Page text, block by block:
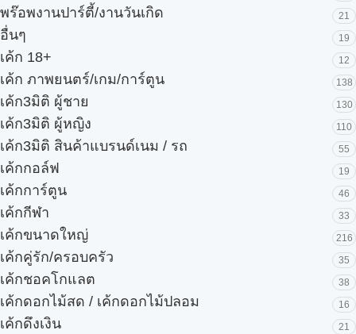
พร๊อพงานปาร์ตี้/งานวันเกิด 21
อื่นๆ 19
เค้ก 18+ 12
เค้ก ภาพยนตร์/เกม/การ์ตูน 138
เค้ก3มิติ ผู้ชาย 130
เค้ก3มิติ ผู้หญิง 110
เค้ก3มิติ สินค้าแบรนด์เนม / รถ 55
เค้กกอล์ฟ 19
เค้กการ์ตูน 46
เค้กกีฬา 33
เค้กขนาดใหญ่ 216
เค้กคู่รัก/ครอบครัว 35
เค้กชอคโกแลต 38
เค้กดอกไม้สด / เค้กดอกไม้ปลอม 16
เค้กดึงเงิน 21